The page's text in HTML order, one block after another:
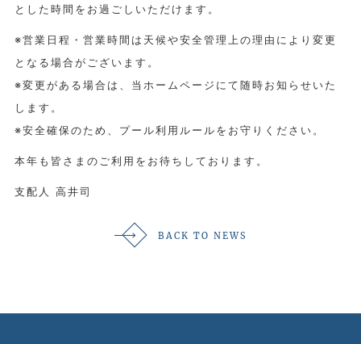
とした時間をお過ごしいただけます。
※営業日程・営業時間は天候や安全管理上の理由により変更
となる場合がございます。
※変更がある場合は、当ホームページにて随時お知らせいた
します。
※安全確保のため、プール利用ルールをお守りください。
本年も皆さまのご利用をお待ちしております。
支配人 高井司
BACK TO NEWS